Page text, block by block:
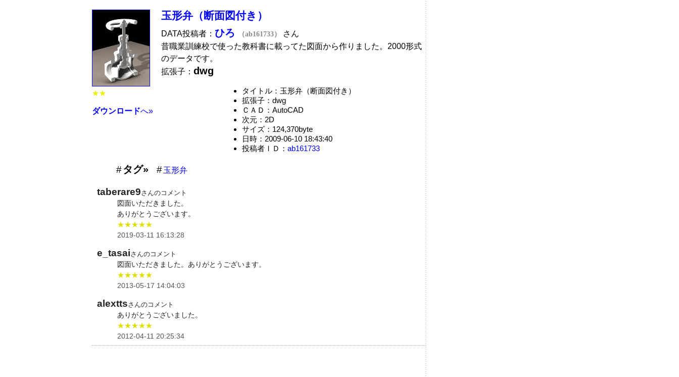
★★
ダウンロードへ»
玉形弁（断面図付き）
DATA投稿者： ひろ （ab161733）
さん
昔職業訓練校で使った教科書に載ってた図面から作りました。2000形式
のデータです。
拡張子： dwg
タイトル：玉形弁（断面図付き）
拡張子：dwg
ＣＡＤ：AutoCAD
次元：2D
サイズ：124,370byte
日時：2009-06-10 18:43:40
投稿者ＩＤ： ab161733
タグ» 玉形弁
taberare9さんのコメント
図面いただきました。
ありがとうございます。
★★★★★
2019-03-11 16:13:28
e_tasaiさんのコメント
図面いただきました。ありがとうございます。
★★★★★
2013-05-17 14:04:03
alexttsさんのコメント
ありがとうございました。
★★★★★
2012-04-11 20:25:34